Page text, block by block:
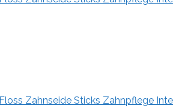
Zahnseide Sticks Zahnpflege